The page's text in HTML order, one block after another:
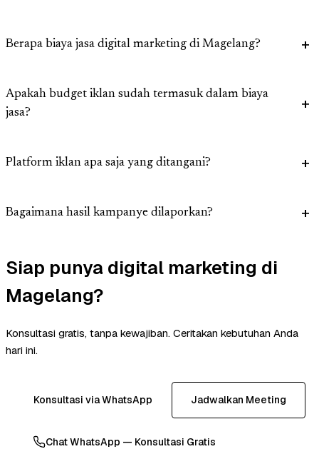
Berapa biaya jasa digital marketing di Magelang?
Apakah budget iklan sudah termasuk dalam biaya
jasa?
Platform iklan apa saja yang ditangani?
Bagaimana hasil kampanye dilaporkan?
Siap punya digital marketing di
Magelang?
Konsultasi gratis, tanpa kewajiban. Ceritakan kebutuhan Anda
hari ini.
Konsultasi via WhatsApp Jadwalkan Meeting
Chat WhatsApp — Konsultasi Gratis